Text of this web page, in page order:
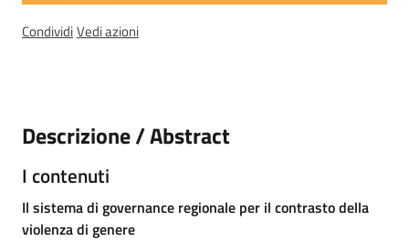
CondividiVedi azioni
Descrizione / Abstract
I contenuti
Il sistema di governance regionale per il contrasto della
violenza di genere